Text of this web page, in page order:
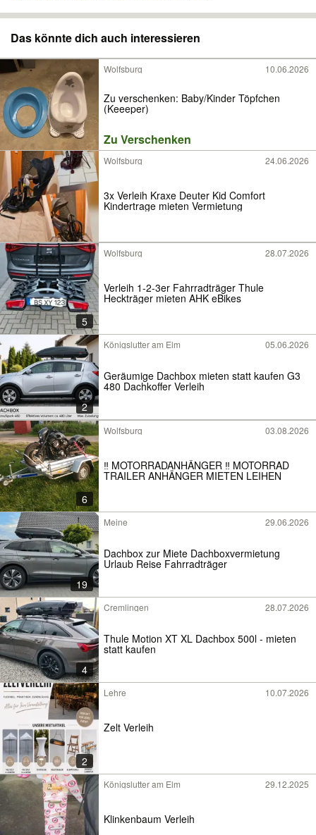
Das könnte dich auch interessieren
Wolfsburg 10.06.2026
Zu verschenken: Baby/Kinder Töpfchen
(Keeeper)
Zu Verschenken
Wolfsburg 24.06.2026
3x Verleih Kraxe Deuter Kid Comfort
Kindertrage mieten Vermietung
5
Wolfsburg 28.07.2026
Verleih 1-2-3er Fahrradträger Thule
Heckträger mieten AHK eBikes
2
Königslutter am Elm 05.06.2026
Geräumige​ Dachbox mieten statt kaufen G3
480 Dachkoffer Verleih
6
Wolfsburg 03.08.2026
‼️ MOTORRADANHÄNGER ‼️ MOTORRAD
TRAILER ANHÄNGER MIETEN LEIHEN
19
Meine 29.06.2026
Dachbox zur Miete Dachboxvermietung
Urlaub Reise Fahrradträger
4
Cremlingen 28.07.2026
Thule Motion XT XL Dachbox 500l - mieten
statt kaufen
2
Lehre 10.07.2026
Zelt Verleih
Königslutter am Elm 29.12.2025
Klinkenbaum Verleih